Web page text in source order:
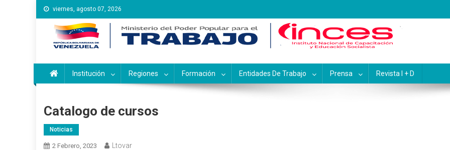
Saltar
al
contenido
viernes, agosto 07, 2026
Instituto Nacional de Capacitación y Educación
Inces
Institución Regiones Formación Entidades De Trabajo Prensa Revista I + D
Catalogo de cursos
Noticias
2 Febrero, 2023 Ltovar